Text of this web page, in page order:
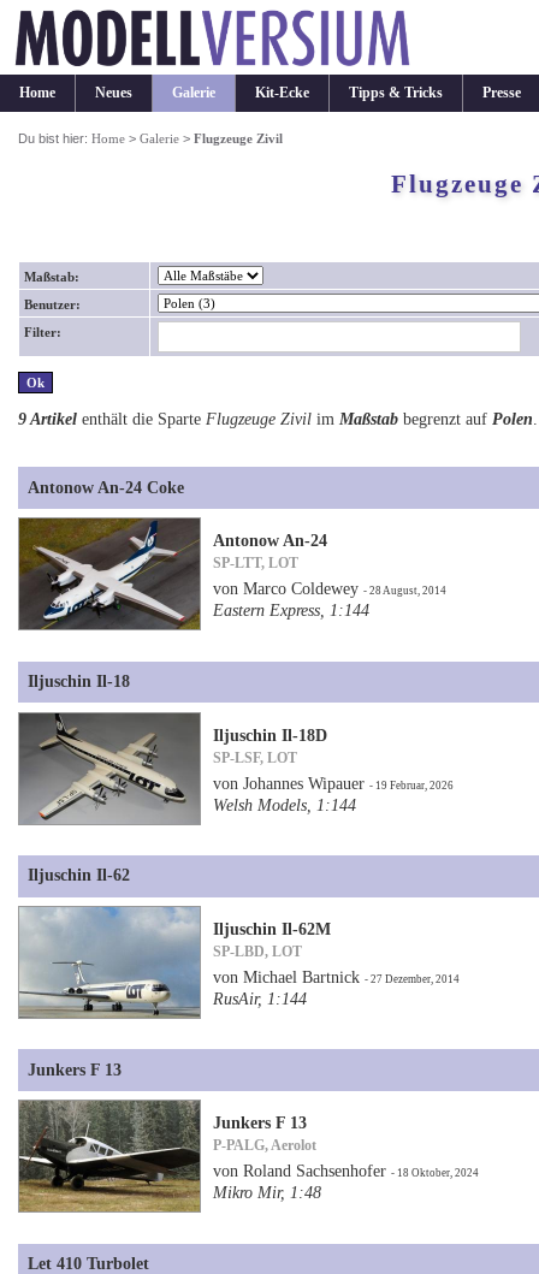
Home Neues Galerie Kit-Ecke Tipps & Tricks Presse
Du bist hier:Home >Galerie >Flugzeuge Zivil
Maßstab:
Benutzer:
Filter:
9 Artikel enthält die Sparte Flugzeuge Zivil im Maßstabbegrenzt auf Polen
Antonow An-24 Coke
Antonow An-24
SP-LTT, LOT
von Marco Coldewey- 28 August, 2014
Eastern Express, 1:144
Iljuschin Il-18
Iljuschin Il-18D
SP-LSF, LOT
von Johannes Wipauer- 19 Februar, 2026
Welsh Models, 1:144
Iljuschin Il-62
Iljuschin Il-62M
SP-LBD, LOT
von Michael Bartnick- 27 Dezember, 2014
RusAir, 1:144
Junkers F 13
Junkers F 13
P-PALG, Aerolot
von Roland Sachsenhofer- 18 Oktober, 2024
Mikro Mir, 1:48
Let 410 Turbolet